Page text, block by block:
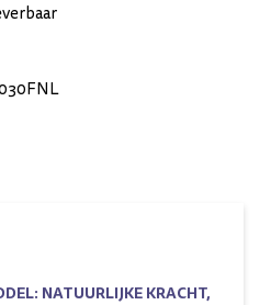
NATUURLIJKE KRACHT,